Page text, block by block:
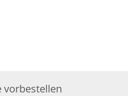
vorbestellen